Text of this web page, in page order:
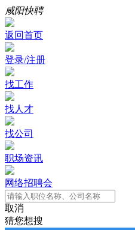
咸阳快聘
返回首页
登录/注册
找工作
找人才
找公司
职场资讯
网络招聘会
取消
猜您想搜